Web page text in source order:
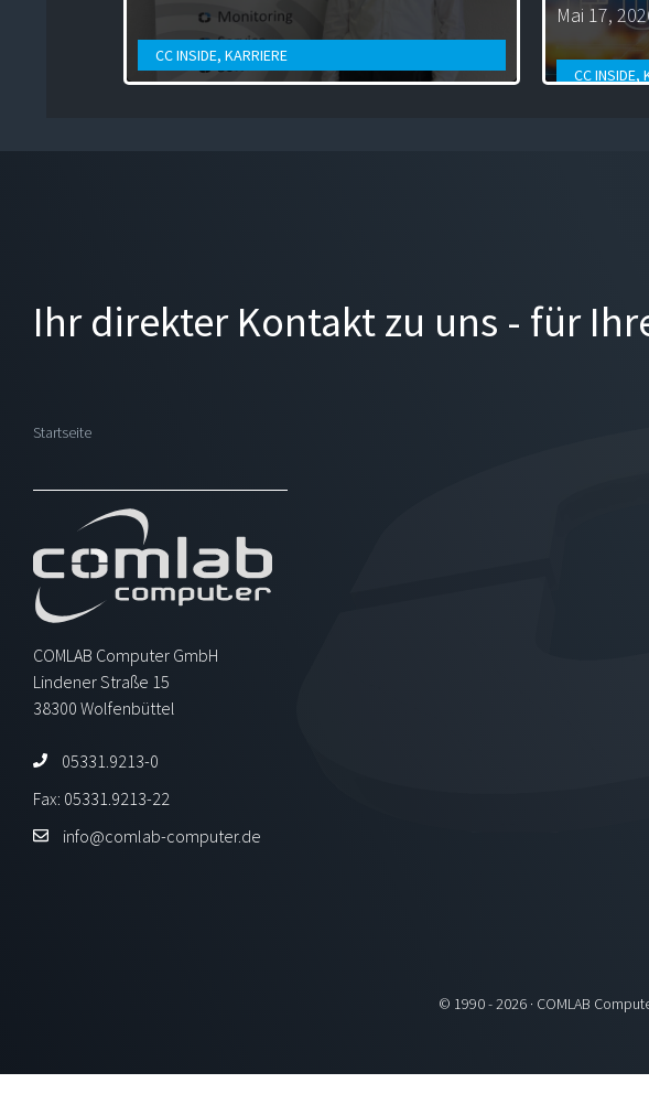
CC INSIDE, KARRIERE
Mai 17,
CC INSIDE,
Ihr direkter Kontakt zu uns - für
Startseite
COMLAB Computer GmbH
Lindener Straße 15
38300 Wolfenbüttel
05331.9213-0
Fax: 05331.9213-22
info@comlab-computer.de
© 1990 - 2026 · COMLAB